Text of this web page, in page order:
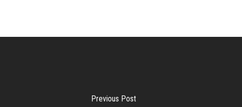
Previous Post